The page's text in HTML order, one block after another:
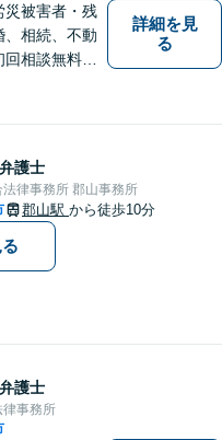
災被害者・残
、相続、不動
相談無料】
。【電話相談
詳細を見
る
弁護士
律事務所 郡山事務所
郡山駅 から徒歩10分
弁護士
律事務所